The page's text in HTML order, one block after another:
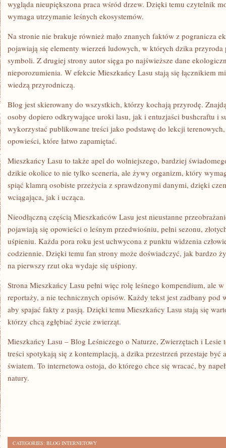
wygląda nieupiększona praca wśród drzew. Dzięki temu czytelnik
wymaga utrzymanie leśnych ekosystemów.
Na stronie nie brakuje również mało znanych faktów z pogranicza
pojawiają się elementy wierzeń ludowych, w których dzika przyroda
symboli. Z drugiej strony autor sięga po najświeższe dane
nieporozumienia. W efekcie Mieszkańcy Lasu stają się łącznikiem
wiedzą przyrodniczą.
Blog jest skierowany do wszystkich, którzy kochają przyrodę.
osoby dopiero odkrywające uroki lasu, jak i entuzjaści bushcraftu i
wykorzystać publikowane treści jako podstawę do lekcji
opowieści, które łatwo zapamiętać.
Mieszkańcy Lasu to także apel do wolniejszego, bardziej
dzikie okolice to nie tylko sceneria, ale żywy organizm, który
spiąć klamrą osobiste przeżycia z sprawdzonymi danymi, dzięki
wciągająca, jak i ucząca.
Nieodłączną częścią Mieszkańców Lasu jest nieustanne
pojawiają się opowieści o leśnym przedwiośniu, pełni sezonu,
uśpieniu. Każda pora roku jest uchwycona z punktu widzenia
codziennie. Dzięki temu fan strony może doświadczyć, jak bardzo
na pierwszy rzut oka wydaje się uśpiony.
Strona Mieszkańcy Lasu pełni więc rolę leśnego kompendium, ale
reportaży, a nie technicznych opisów. Każdy tekst jest zadbany pod
aby spajać fakty z pasją. Dzięki temu Mieszkańcy Lasu stają się
którzy chcą zgłębiać życie zwierząt.
Mieszkańcy Lasu – Blog Leśniczego o Naturze, Zwierzętach i Lesie
treści spotykają się z kontemplacją, a dzika przestrzeń przestaje być
światem. To internetowa ostoja, do którego chce się wracać, by
natury.
CATEGORIES: BLOG INTERNETOWY